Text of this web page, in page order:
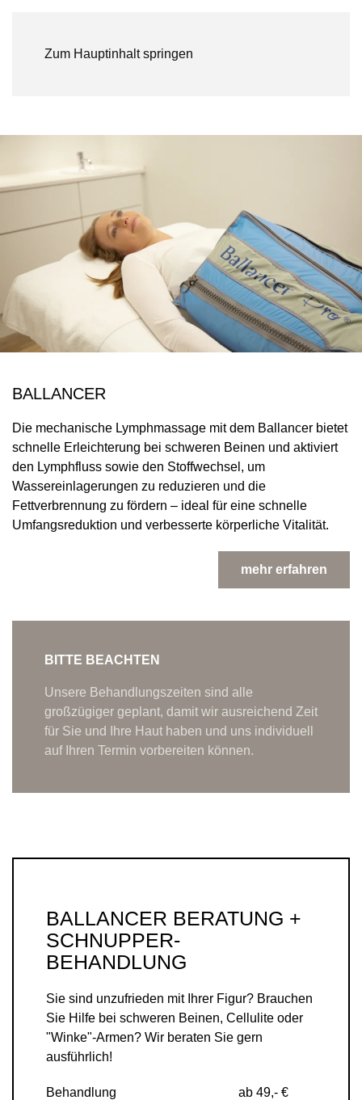
Zum Hauptinhalt springen
BALLANCER
Die mechanische Lymphmassage mit dem Ballancer bietet
schnelle Erleichterung bei schweren Beinen und aktiviert
den Lymphfluss sowie den Stoffwechsel, um
Wassereinlagerungen zu reduzieren und die
Fettverbrennung zu fördern – ideal für eine schnelle
Umfangsreduktion und verbesserte körperliche Vitalität.
mehr erfahren
BITTE BEACHTEN
Unsere Behandlungszeiten sind alle
großzügiger geplant, damit wir ausreichend Zeit
für Sie und Ihre Haut haben und uns individuell
auf Ihren Termin vorbereiten können.
BALLANCER BERATUNG +
SCHNUPPER-
BEHANDLUNG
Sie sind unzufrieden mit Ihrer Figur? Brauchen
Sie Hilfe bei schweren Beinen, Cellulite oder
"Winke"-Armen? Wir beraten Sie gern
ausführlich!
Behandlung
ab 49,- €